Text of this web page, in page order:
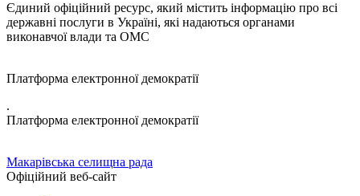
Єдиний офіційний ресурс, який містить інформацію про всі
державні послуги в Україні, які надаються органами
виконавчої влади та ОМС
Платформа електронної демократії
.
Платформа електронної демократії
Макарівська селищна рада
Офіційний веб-сайт